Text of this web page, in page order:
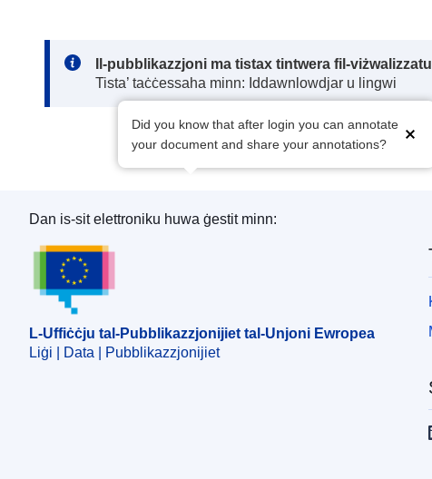
Note:
Il-pubblikazzjoni ma tistax tintwera fil-
Tista’ taċċessaha minn: Iddawnlowdjar u lingwi
Did you know that after login you can annotate
your document and share your annotations?
L-Uffiċċju tal-Pubblikazzjonijiet tal-Unjoni Ewropea
Dan is-sit elettroniku huwa ġestit minn:
L-Uffiċċju tal-Pubblikazzjonijiet tal-Unjoni Ewropea
Liġi | Data | Pubblikazzjonijiet